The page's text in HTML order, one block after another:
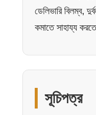
ডেলিভারি বিলম্ব,
কমাতে সাহায্য
সূচিপত্র